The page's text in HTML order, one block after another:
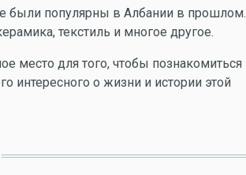
были популярны в Албании в прошлом.
текстиль и многое другое.
место для того, чтобы познакомиться
интересного о жизни и истории этой